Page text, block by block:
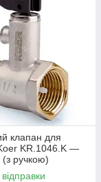
клапан для
KR.1046.K —
(з ручкою)